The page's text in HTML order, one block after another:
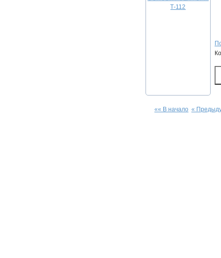
«« В начало «